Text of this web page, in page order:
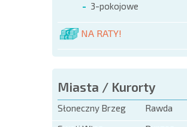
3-pokojowe
NA RATY!
Miasta / Kurorty
Słoneczny Brzeg
Rawda